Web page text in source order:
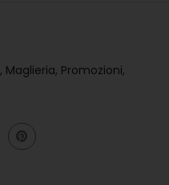
, Maglieria, Promozioni,